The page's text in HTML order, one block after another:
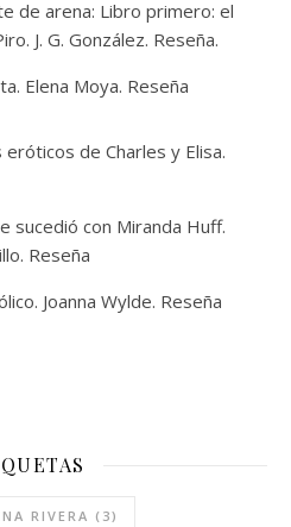
de arena: Libro primero: el
J. G. González. Reseña.
Elena Moya. Reseña
de Charles y Elisa.
sucedió con Miranda Huff.
Reseña
Joanna Wylde. Reseña
RIVERA (3)